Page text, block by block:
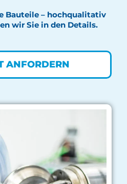
Bauteile – hochqualitativ
wir Sie in den Details.
ANFORDERN